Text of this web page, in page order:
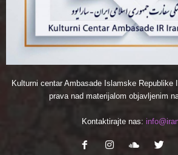
Kulturni centar Ambasade Islamske Republike
prava nad materijalom objavljenim
Kontaktirajte nas: